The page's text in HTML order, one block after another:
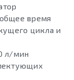
время
цикла и
л/мин